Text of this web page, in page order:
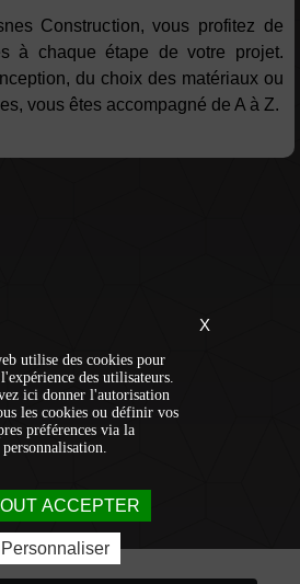
Construction, vous profitez de
à chaque étape de votre projet.
du choix des matériaux ou
vous êtes accompagné de A à Z.
X
utilise des cookies pour
des utilisateurs.
ici donner l'autorisation
les cookies ou définir vos
préférences via la
personnalisation.
ACCEPTER
Personnaliser